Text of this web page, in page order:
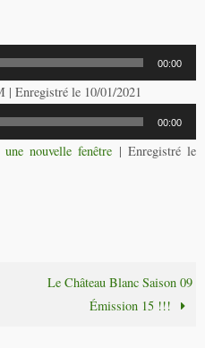
00:00
| Enregistré le 10/01/2021
00:00
nouvelle fenêtre | Enregistré le
Le Château Blanc Saison 09
Émission 15 !!!